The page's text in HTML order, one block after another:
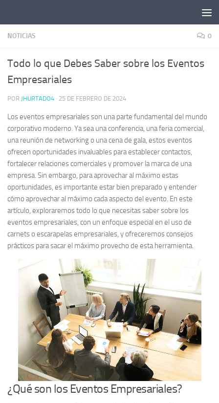
NOTICIAS 0
Todo lo que Debes Saber sobre los Eventos
Empresariales
POR JHURTADO4 · 25 DE FEBRERO DE 2024
Los eventos empresariales son una parte fundamental del mundo
corporativo moderno. Ya sea una conferencia, una feria comercial,
una reunión de networking o una cena de gala, estos eventos
ofrecen oportunidades invaluables para establecer contactos,
fortalecer relaciones comerciales y promover la marca de una
empresa. Sin embargo, para aprovechar al máximo estas
oportunidades, es importante estar bien preparado y entender
cómo aprovechar al máximo cada aspecto del evento. En este
artículo, exploraremos todo lo que necesitas saber sobre los
eventos empresariales, con un enfoque especial en el uso de
carnets o escarapelas empresariales, y ofreceremos consejos
prácticos para sacar el máximo provecho de esta herramienta.
¿Qué son los Eventos Empresariales?